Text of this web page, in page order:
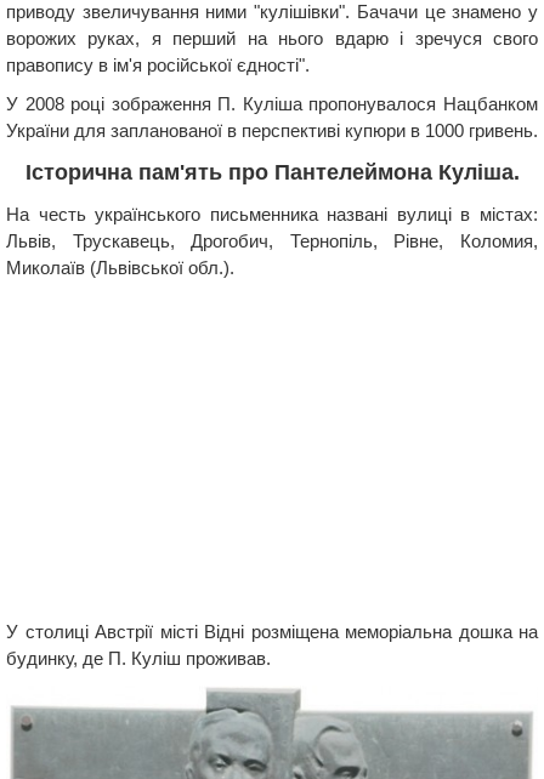
приводу звеличування ними "кулішівки". Бачачи це знамено у
ворожих руках, я перший на нього вдарю і зречуся свого
правопису в ім'я російської єдності".
У 2008 році зображення П. Куліша пропонувалося Нацбанком
України для запланованої в перспективі купюри в 1000 гривень.
Історична пам'ять про Пантелеймона Куліша.
На честь українського письменника названі вулиці в містах:
Львів, Трускавець, Дрогобич, Тернопіль, Рівне, Коломия,
Миколаїв (Львівської обл.).
У столиці Австрії місті Відні розміщена меморіальна дошка на
будинку, де П. Куліш проживав.